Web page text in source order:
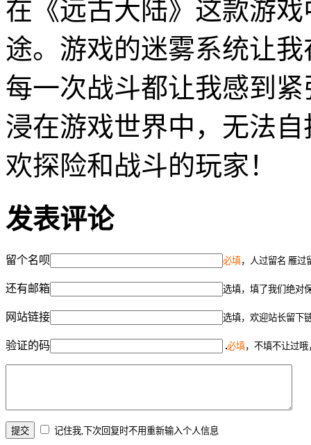
在《远古大陆》这款游
途。游戏的迷雾系统让
每一次战斗都让我感到
浸在游戏世界中，无法
欢探险和战斗的玩家！
发表评论
留个名呗 必填，人过留名 雁过
还有邮箱 选填，填了我们绝对
网站链接 选填，欢迎站长留下
验证的码 必填，不填不让过
记住我,下次回复时不用重新输入个人信息